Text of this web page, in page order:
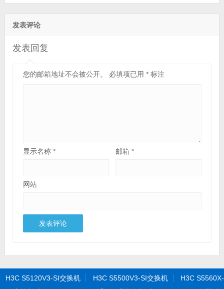
发表评论
发表回复
您的邮箱地址不会被公开。 必填项已用 *标注
显示名称 * 邮箱*
网站
H3C S5120V3-SI交换机 H3C S5500V3-SI交换机
H3C S5560X-